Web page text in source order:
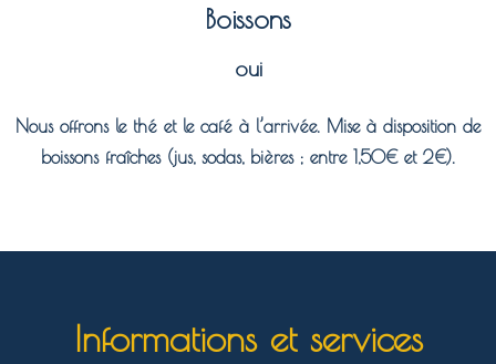
Boissons
oui
Nous offrons le thé et le café à l’arrivée. Mise à disposition de
boissons fraîches (jus, sodas, bières ; entre 1,50€ et 2€).
Informations et services